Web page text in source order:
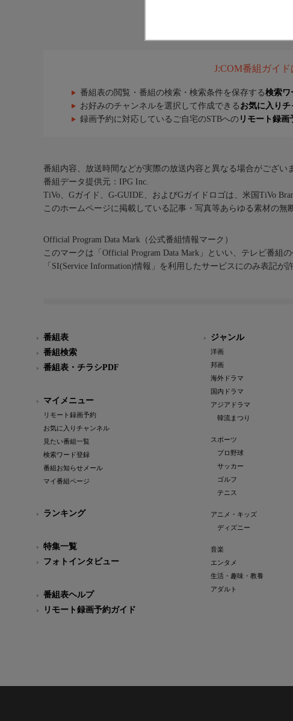
J:COM番組ガイ
番組表の閲覧・番組の検索・検索条件を保存する検索ワ
お好みのチャンネルを選択して作成できる お気に入り
録画予約に対応しているご自宅のSTBへの リモート録画
番組内容、放送時間などが実際の放送内容と異なる場合がござい
番組データ提供元：IPG Inc.
TiVo、Gガイド、G-GUIDE、およびGガイドロゴは、米国TiVo
このホームページに掲載している記事・写真等あらゆる素材の無
Official Program Data Mark（公式番組情報マーク）
このマークは「Official Program Data Mark」といい、テレビ番組
「SI(Service Information)情報」を利用したサービスにのみ表記が
番組表
番組検索
番組表・チラシPDF
マイメニュー
リモート録画予約
お気に入りチャンネル
見たい番組一覧
検索ワード登録
番組お知らせメール
マイ番組ページ
ランキング
特集一覧
フォトインタビュー
番組表ヘルプ
リモート録画予約ガイド
ジャンル
洋画
邦画
海外ドラマ
国内ドラマ
アジアドラマ
韓流まつり
スポーツ
プロ野球
サッカー
ゴルフ
テニス
アニメ・キッズ
ディズニー
音楽
エンタメ
生活・趣味・教養
アダルト